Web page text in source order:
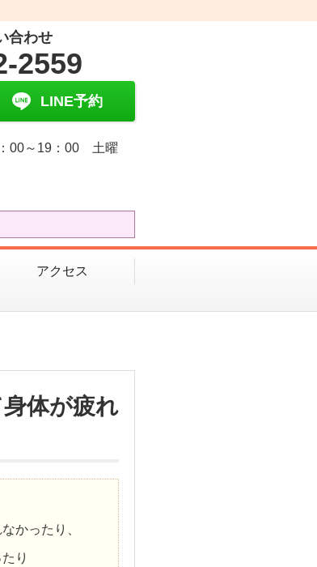
合わせ
2559
LINE予約
00～19：00 土曜
アクセス
体が疲れ
かったり、
り